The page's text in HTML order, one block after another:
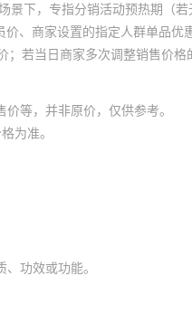
景下，专指分销活动预热期（
、商家设置的指定人群单品
若当日商家多次调整销售价格
等，并非原价，仅供参考。
为准。
功效或功能。